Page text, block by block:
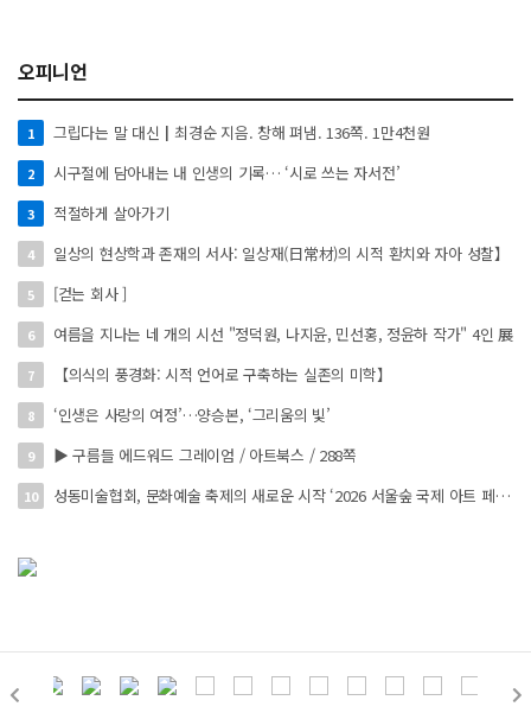
오피니언
1 그립다는 말 대신┃최경순 지음. 창해 펴냄. 136쪽. 1만4천원
2 시구절에 담아내는 내 인생의 기록… ‘시로 쓰는 자서전’
3 적절하게 살아가기
4 일상의 현상학과 존재의 서사: 일상재(日常材)의 시적 환치와 자아 성찰】
5 [걷는 회사 ]
6 여름을 지나는 네 개의 시선 "정덕원, 나지윤, 민선홍, 정윤하 작가" 4인 展
7 【의식의 풍경화: 시적 언어로 구축하는 실존의 미학】
8 ‘인생은 사랑의 여정’…양승본, ‘그리움의 빛’
9 ▶ 구름들 에드워드 그레이엄 / 아트북스 / 288쪽
10 성동미술협회, 문화예술 축제의 새로운 시작 ‘2026 서울숲 국제 아트 페스타’ 개최